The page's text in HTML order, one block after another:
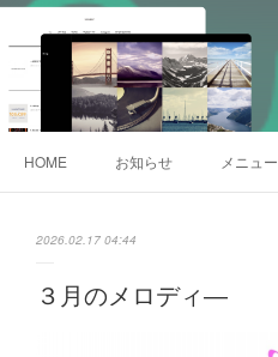
HOME お知らせ メニュー
2026.02.17 04:44
３月のメロディ―